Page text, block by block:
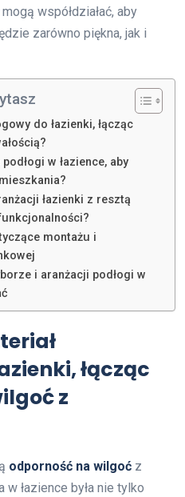
współdziałać, aby
zarówno piękna, jak i
do łazienki, łącząc
w łazience, aby
łazienki z resztą
montażu i
i aranżacji podłogi w
łącząc
z
odporność na wilgoć z
w łazience była nie tylko